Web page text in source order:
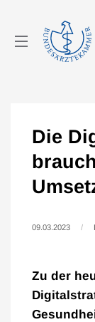
Die
09.03.2023
Zu der